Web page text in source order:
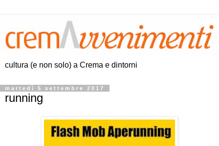
cultura (e non solo) a Crema e dintorni
martedì 5 settembre 2017
running